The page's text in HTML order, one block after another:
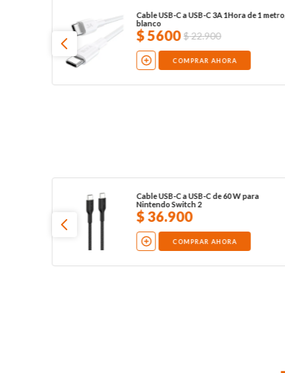
Cable USB-C a USB-C 3A 1Hora de 1 metro,
blanco
$5600 $22.900
COMPRAR AHORA
Cable USB-C a USB-C de 60 W para
Nintendo Switch 2
$36.900
COMPRAR AHORA